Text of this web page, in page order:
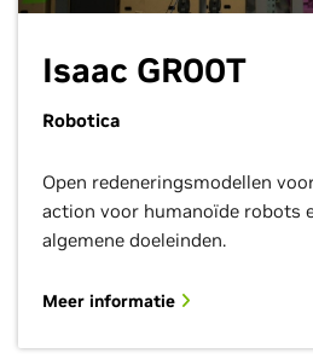
Isaac GR00T
Robotica
Open redeneringsmodellen
action voor humanoïde robots
algemene doeleinden.
Meer informatie